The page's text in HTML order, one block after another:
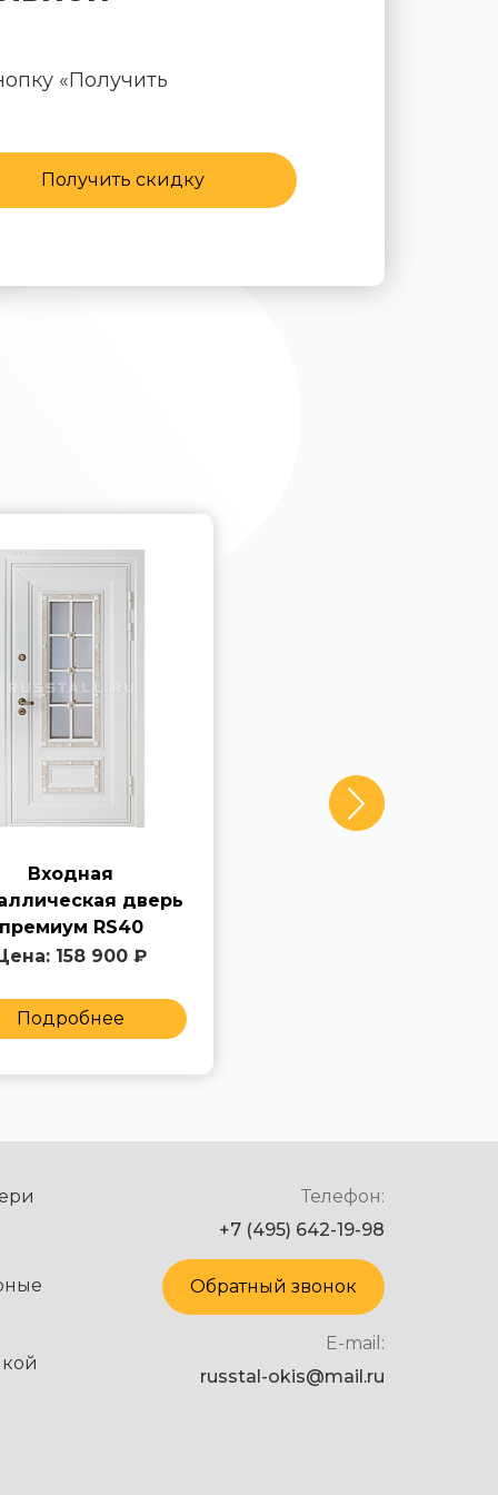
«Получить
Получить скидку
Входная
дверь
RS40
158 900 ₽
Подробнее
Телефон:
+7 (495) 642-19-98
Обратный звонок
E-mail:
russtal-okis@mail.ru